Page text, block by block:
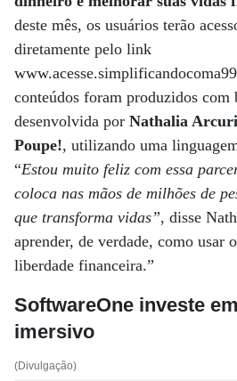
deste mês, os usuários terão
diretamente pelo link
conteúdos foram produzidos com
desenvolvida por Nathalia
Poupe!, utilizando uma
“Estou muito feliz com essa
coloca nas mãos de milhões de
que transforma vidas”, disse
aprender, de verdade, como usar
liberdade financeira.”
SoftwareOne investe
imersivo
(Divulgação)